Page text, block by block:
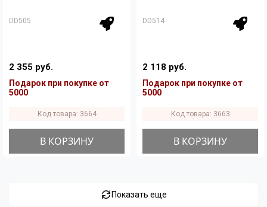
DD505
2 355 руб.
Подарок при покупке от
5000
Код товара: 3664
В КОРЗИНУ
DD514
2 118 руб.
Подарок при покупке от
5000
Код товара: 3663
В КОРЗИНУ
Показать еще